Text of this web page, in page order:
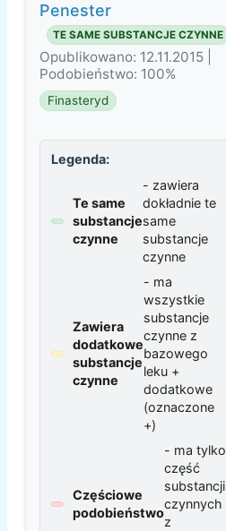
Penester
TE SAME SUBSTANCJE CZYNNE
Opublikowano: 12.11.2015 |
Podobieństwo: 100%
Finasteryd
Legenda:
Te same
substancje
czynne
- zawiera
dokładnie te
same
substancje
czynne
Zawiera
dodatkowe
substancje
czynne
- ma
wszystkie
substancje
czynne z
bazowego
leku +
dodatkowe
(oznaczone
+)
Częściowe
podobieństwo
- ma tylko
część
substancji
czynnych
z